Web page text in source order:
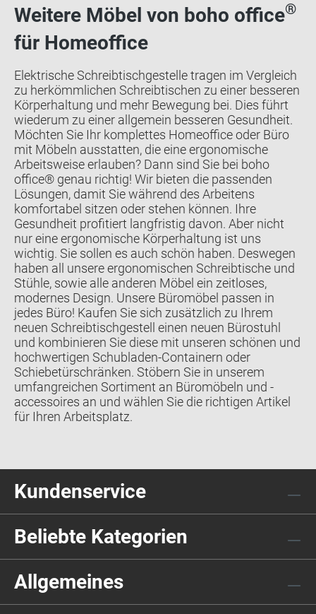
Weitere Möbel von boho office®
für Homeoffice
Elektrische Schreibtischgestelle tragen im Vergleich
zu herkömmlichen Schreibtischen zu einer besseren
Körperhaltung und mehr Bewegung bei. Dies führt
wiederum zu einer allgemein besseren Gesundheit.
Möchten Sie Ihr komplettes Homeoffice oder Büro
mit Möbeln ausstatten, die eine ergonomische
Arbeitsweise erlauben? Dann sind Sie bei boho
office® genau richtig! Wir bieten die passenden
Lösungen, damit Sie während des Arbeitens
komfortabel sitzen oder stehen können. Ihre
Gesundheit profitiert langfristig davon. Aber nicht
nur eine ergonomische Körperhaltung ist uns
wichtig. Sie sollen es auch schön haben. Deswegen
haben all unsere ergonomischen Schreibtische und
Stühle, sowie alle anderen Möbel ein zeitloses,
modernes Design. Unsere Büromöbel passen in
jedes Büro! Kaufen Sie sich zusätzlich zu Ihrem
neuen Schreibtischgestell einen neuen Bürostuhl
und kombinieren Sie diese mit unseren schönen und
hochwertigen Schubladen-Containern oder
Schiebetürschränken. Stöbern Sie in unserem
umfangreichen Sortiment an Büromöbeln und -
accessoires an und wählen Sie die richtigen Artikel
für Ihren Arbeitsplatz.
Kundenservice
Beliebte Kategorien
Allgemeines